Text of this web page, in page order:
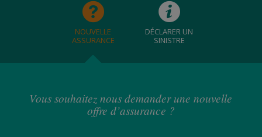
NOUVELLE
ASSURANCE
DÉCLARER UN
SINISTRE
Vous souhaitez nous demander une nouvelle
offre d’assurance ?